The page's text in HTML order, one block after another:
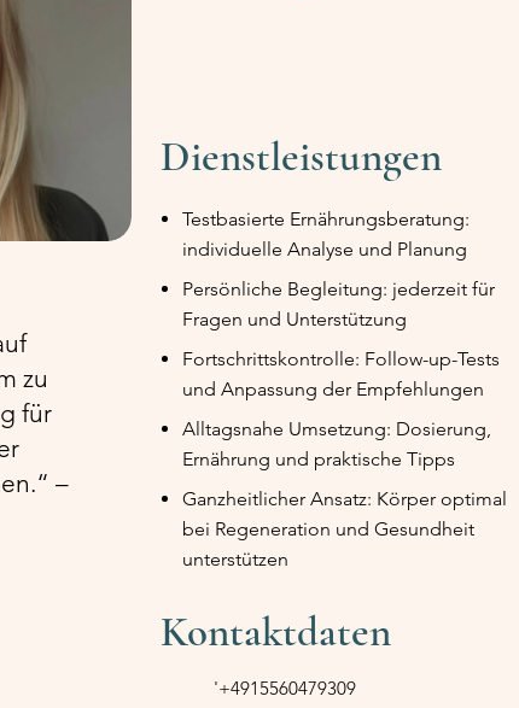
zu
für
–
Dienstleistungen
Testbasierte Ernährungsberatung:
individuelle Analyse und Planung
Persönliche Begleitung: jederzeit für
Fragen und Unterstützung
Fortschrittskontrolle: Follow-up-Tests
und Anpassung der Empfehlungen
Alltagsnahe Umsetzung: Dosierung,
Ernährung und praktische Tipps
Ganzheitlicher Ansatz: Körper optimal
bei Regeneration und Gesundheit
unterstützen
Kontaktdaten
'+4915560479309